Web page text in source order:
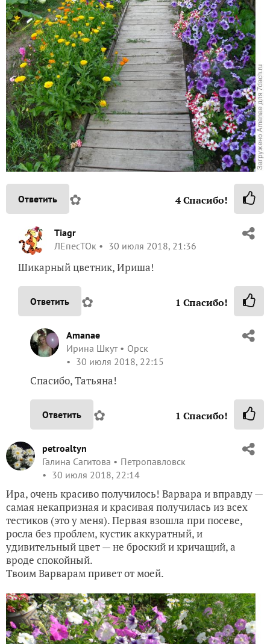
Ответить ✿ 4Спасибо!
Tiagr
ЛЕпесТОк
30 июля 2018, 21:36
Шикарный цветник, Ириша!
Ответить ✿ 1 Спасибо!
Amanae
Ирина Шкут
Орск
30 июля 2018, 22:15
Спасибо, Татьяна!
Ответить ✿ 1 Спасибо!
petroaltyn
Галина Сагитова
Петропавловск
30 июля 2018, 22:14
Ира, очень красиво получилось! Варвара и вправду —
самая некапризная и красивая получилась из всех
тестиков (это у меня). Первая взошла при посеве,
росла без проблем, кустик аккуратный, и
удивительный цвет — не броский и кричащий, а
вроде спокойный.
Твоим Варварам привет от моей.